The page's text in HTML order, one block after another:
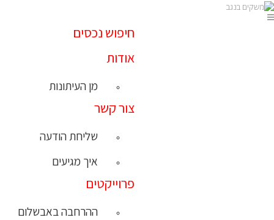
חיפוש נכסים
אודות
מן העיתונות
צור קשר
שליחת הודעה
איך מגיעים
פרוייקטים
ההרחבה באבשלום